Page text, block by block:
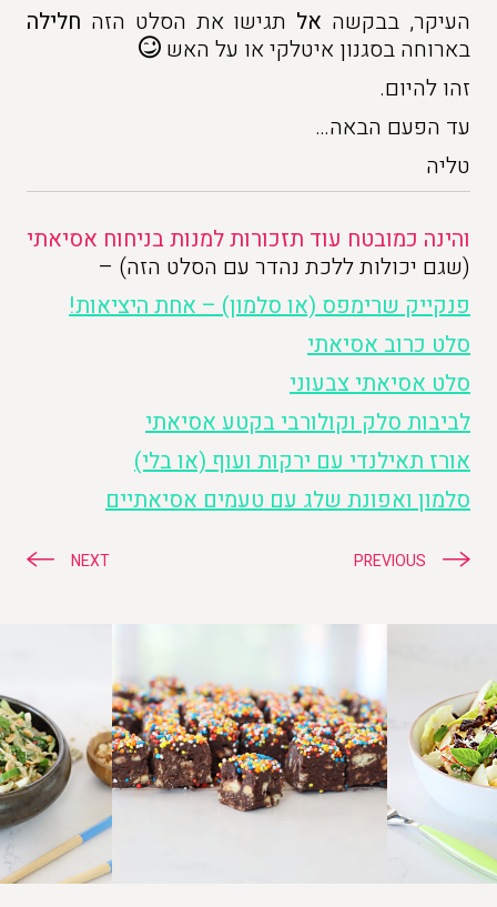
העיקר, בבקשה אל תגישו את הסלט הזה חלילה
בארוחה בסגנון איטלקי או על האש
זהו להיום.
עד הפעם הבאה…
טליה
והינה כמובטח עוד תזכורות למנות בניחוח אסיאתי
(שגם יכולות ללכת נהדר עם הסלט הזה) –
פנקייק שרימפס (או סלמון) – אחת היציאות!
סלט כרוב אסיאתי
סלט אסיאתי צבעוני
לביבות סלק וקולורבי בקטע אסיאתי
אורז תאילנדי עם ירקות ועוף (או בלי)
סלמון ואפונת שלג עם טעמים אסיאתיים
ניווטPREVIOUS
NEXT